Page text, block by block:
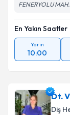
FENERYOLU
En Yakın Saatler
Yarın
10:00
Dt.
Diş